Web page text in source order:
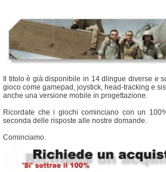
Il titolo è già disponibile in 14 dlingue diverse e
gioco come gamepad, joystick, head-tracking e
anche una versione mobile in progettazione.
Ricordate che i giochi cominciano con un
seconda delle risposte alle nostre domande.
Cominciamo.